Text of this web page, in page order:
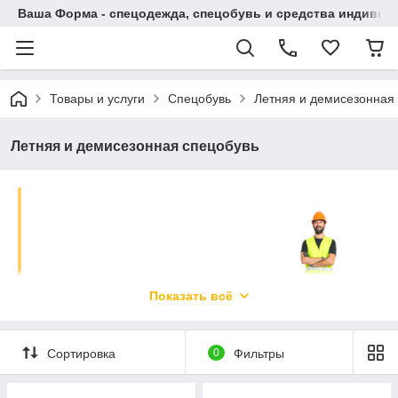
Ваша Форма - спецодежда, спецобувь и средства
Товары и услуги Спецобувь Летняя и демисезонная
Летняя и демисезонная спецобувь
Поставляем обувь для
любого персонала
Показать всё
Сортировка 0 Фильтры